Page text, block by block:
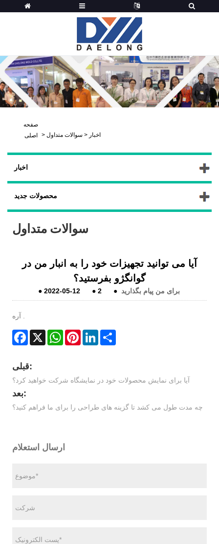
صفحه
اصلی
> اخبار > سوالات متداول
اخبار
محصولات جدید
سوالات متداول
آیا می توانید تجهیزات خود را به انبار من در
گوانگژو بفرستید؟
●2022-05-12 ●2 ● برای من پیام بگذارید
Facebook
X WhatsAppPinterestLinkedIn
قبلی:
آیا برای نمایش محصولات خود در نمایشگاه شرکت خواهید کرد؟
بعد:
چه مدت طول می کشد تا گزینه های طراحی را برای ما فراهم کنید؟
ارسال استعلام